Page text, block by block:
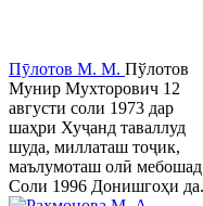
Пӯлотов М. М. Пўлотов
Мунир Мухторович 12
августи соли 1973 дар
шаҳри Хуҷанд таваллуд
шуда, миллаташ тоҷик,
маълумоташ олӣ
Соли 1996 Донишгоҳи